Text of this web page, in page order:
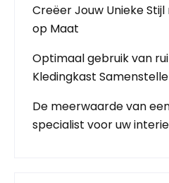
Creëer Jouw Unieke
op Maat
Optimaal gebruik van
Kledingkast
De meerwaarde van
specialist voor uw